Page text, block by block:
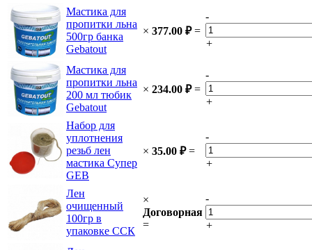
Мастика для
пропитки льна
500гр банка
Gebatout
× 377.00 ₽ =
-
+
Мастика для
пропитки льна
200 мл тюбик
Gebatout
× 234.00 ₽ =
-
+
Набор для
уплотнения
резьб лен
мастика Супер
GEB
× 35.00 ₽ =
-
+
Лен
очищенный
100гр в
упаковке ССК
×
Договорная
=
-
+